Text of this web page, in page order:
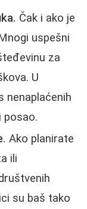
Čak i ako je
uspešni
za
U
nenaplaćenih
posao.
Ako planirate
ili
su baš tako